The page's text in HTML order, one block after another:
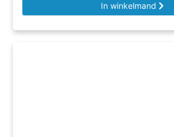
In winkelmand